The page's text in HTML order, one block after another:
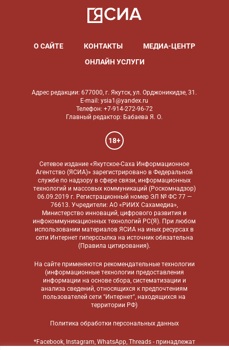
О САЙТЕ КОНТАКТЫ
МЕДИА-ЦЕНТР
ОНЛАЙН УСЛУГИ
Адрес редакции: 677000, г. Якутск, ул. Орджоникидзе, 31.
E-mail: ysia1@yandex.ru
Телефон: +7-914-272-96-72
Главный редактор: Бабаева Я. О.
18+
Сетевое издание «Якутское-Саха Информационное
Агентство (ЯСИА)» зарегистрировано в Федеральной
службе по надзору в сфере связи, информационных
технологий и массовых коммуникаций (Роскомнадзор)
06.09.2019 г. Регистрационный номер ЭЛ № ФС 77 —
76613. Учредители: АО «РИИХ Сахамедиа»,
Министерство инноваций, цифрового развития и
инфокоммуникационных технологий РС(Я). При любом
использовании материалов ЯСИА на иных ресурсах в
сети Интернет гиперссылка на источник обязательна
(Правила цитирования).
На сайте применяются рекомендательные технологии
(информационные технологии предоставления
информации на основе сбора, систематизации и
анализа сведений, относящихся к предпочтениям
пользователей сети "Интернет", находящихся на
территории РФ)
Политика обработки персональных данных
*Facebook, Instagram, WhatsApp, Threads - принадлежат